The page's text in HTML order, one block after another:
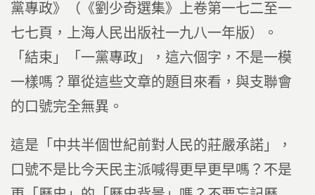
黨專政》（《劉少奇選集》上卷第一七二至一
七七頁，上海人民出版社一九八一年版）。
「結束」「一黨專政」，這六個字，不是一模
一樣嗎？單從這些文章的題目來看，與支聯會
的口號完全無異。
這是「中共半個世紀前對人民的莊嚴承諾」，
口號不是比今天民主派喊得更早更早嗎？不是